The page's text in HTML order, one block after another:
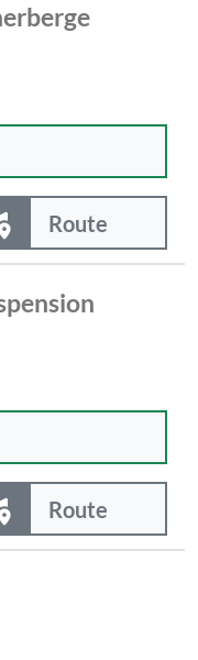
Route
Route